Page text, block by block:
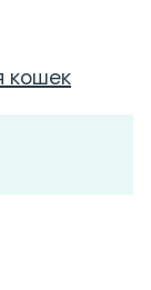
кошек